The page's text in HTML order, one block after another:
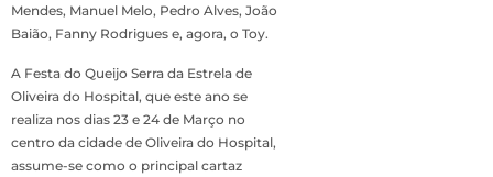
Mendes, Manuel Melo, Pedro Alves, João
Baião, Fanny Rodrigues e, agora, o Toy.
A Festa do Queijo Serra da Estrela de
Oliveira do Hospital, que este ano se
realiza nos dias 23 e 24 de Março no
centro da cidade de Oliveira do Hospital,
assume-se como o principal cartaz